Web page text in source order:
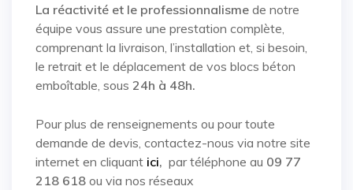
La réactivité et le professionnalisme de notre
équipe vous assure une prestation complète,
comprenant la livraison, l’installation et, si besoin,
le retrait et le déplacement de vos blocs béton
emboîtable, sous 24h à 48h.
Pour plus de renseignements ou pour toute
demande de devis, contactez-nous via notre site
internet en cliquant ici, par téléphone au 09 77
218 618 ou via nos réseaux